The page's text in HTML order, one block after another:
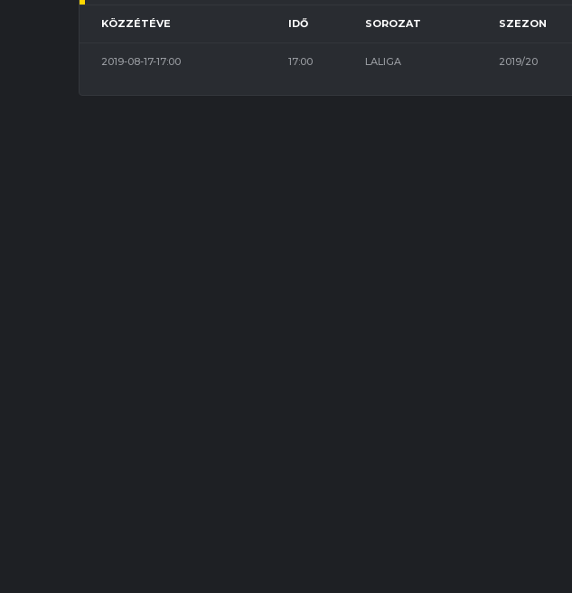
KÖZZÉTÉVE IDŐ SOROZAT SZEZON
2019-08-17-17:00 17:00 LALIGA 2019/20